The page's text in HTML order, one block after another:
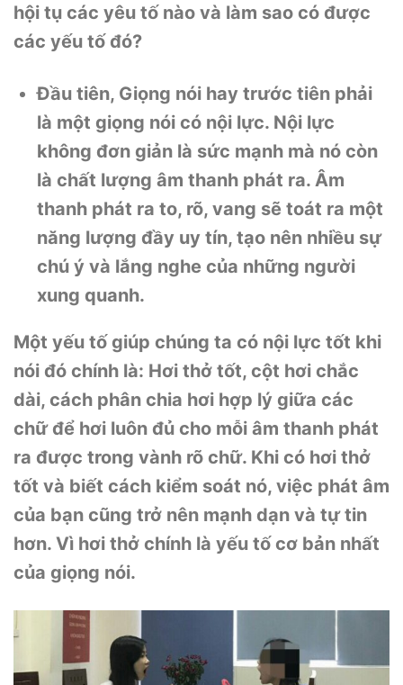
hội tụ các yêu tố nào và làm sao có được
các yếu tố đó?
Đầu tiên, Giọng nói hay trước tiên phải
là một giọng nói có nội lực. Nội lực
không đơn giản là sức mạnh mà nó còn
là chất lượng âm thanh phát ra. Âm
thanh phát ra to, rõ, vang sẽ toát ra một
năng lượng đầy uy tín, tạo nên nhiều sự
chú ý và lắng nghe của những người
xung quanh.
Một yếu tố giúp chúng ta có nội lực tốt khi
nói đó chính là: Hơi thở tốt, cột hơi chắc
dài, cách phân chia hơi hợp lý giữa các
chữ để hơi luôn đủ cho mỗi âm thanh phát
ra được trong vành rõ chữ. Khi có hơi thở
tốt và biết cách kiểm soát nó, việc phát âm
của bạn cũng trở nên mạnh dạn và tự tin
hơn. Vì hơi thở chính là yếu tố cơ bản nhất
của giọng nói.